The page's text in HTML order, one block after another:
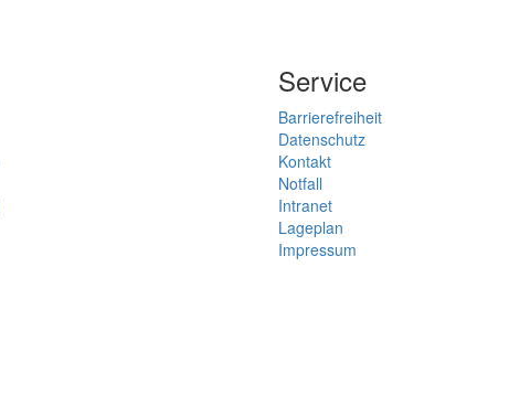
Service
Barrierefreiheit
Datenschutz
Kontakt
Notfall
Intranet
Lageplan
Impressum